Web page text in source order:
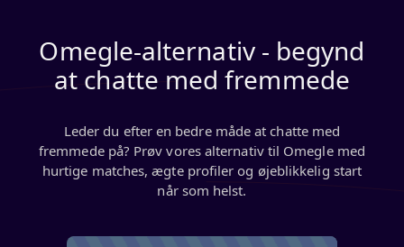
Omegle-alternativ - begynd
at chatte med fremmede
Leder du efter en bedre måde at chatte med
fremmede på? Prøv vores alternativ til Omegle med
hurtige matches, ægte profiler og øjeblikkelig start
når som helst.